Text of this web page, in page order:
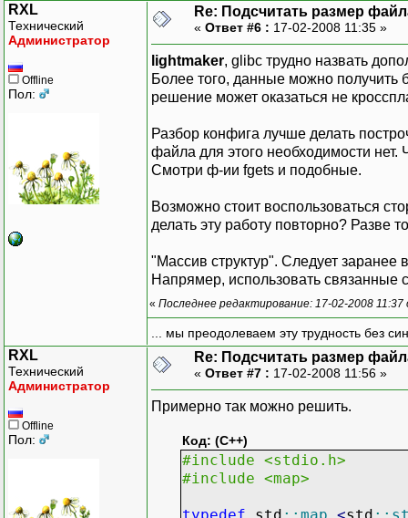
RXL
Технический
Администратор
Offline
Пол:
Re: Подсчитать размер
« Ответ #6 : 17-02-2008 11:35 »
lightmaker, glibc трудно назвать
Более того, данные можно получить
решение может оказаться не
Разбор конфига лучше делать
файла для этого необходимости
Смотри ф-ии fgets и подобные.
Возможно стоит воспользоваться
делать эту работу повторно? Разве
"Массив структур". Следует
Напрямер, использовать связанные
« Последнее редактирование: 17-02-2008 11:37
... мы преодолеваем эту трудность без
RXL
Технический
Администратор
Offline
Пол:
Re: Подсчитать размер
« Ответ #7 : 17-02-2008 11:56 »
Примерно так можно решить.
Код: (C++)
#include <stdio.h>
#include <map>
typedef std :: map <std ::